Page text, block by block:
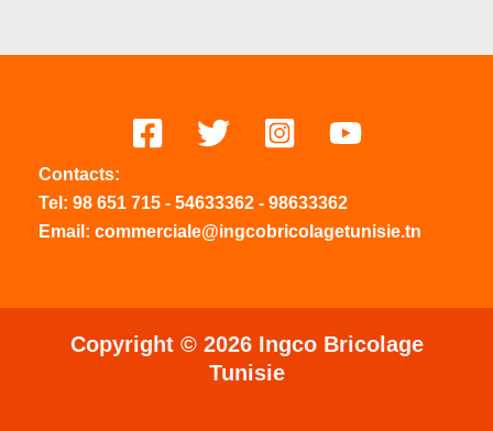
Contacts:
Tel: 98 651 715 - 54633362 - 98633362
Email: commerciale@ingcobricolagetunisie.tn
Copyright © 2026 Ingco Bricolage
Tunisie